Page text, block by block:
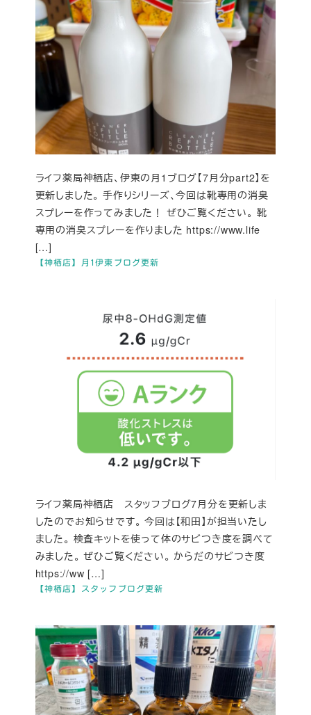
【神栖店】月1伊東ブログ更新
ライフ薬局神栖店、伊東の月1ブログ【7月分part2】を
更新しました。 手作りシリーズ、今回は靴専用の消臭
スプレーを作ってみました！ ぜひご覧ください。 靴
専用の消臭スプレーを作りました https://www.life
[…]
【神栖店】スタッフブログ更新
ライフ薬局神栖店 スタッフブログ7月分を更新しま
したのでお知らせです。 今回は【和田】が担当いたし
ました。 検査キットを使って体のサビつき度を調べて
みました。 ぜひご覧ください。 からだのサビつき度
https://ww […]